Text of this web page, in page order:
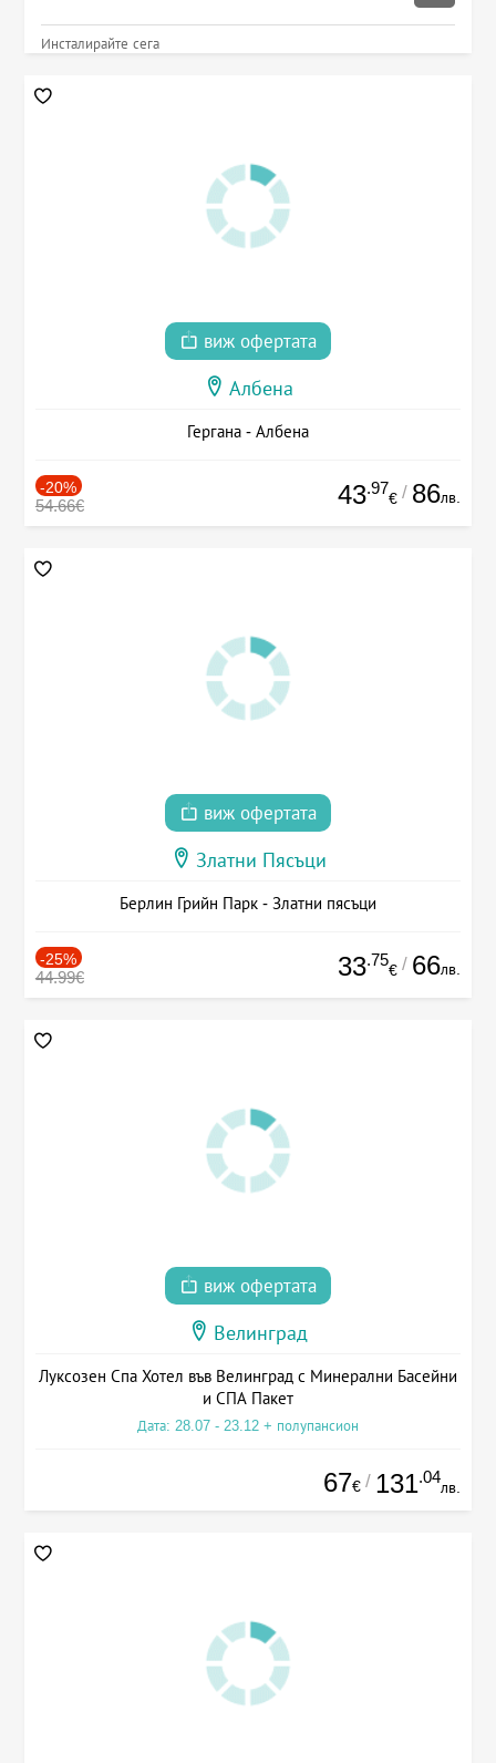
Инсталирайте сега
виж офертата
Албена
Гергана - Албена
-20%
54.66€ 43.97
€ / 86лв.
виж офертата
Златни Пясъци
Берлин Грийн Парк - Златни пясъци
-25%
44.99€ 33.75
€ / 66лв.
виж офертата
Велинград
Луксозен Спа Хотел във Велинград с Минерални Басейни
и СПА Пакет
Дата: 28.07 - 23.12 + полупансион
67€ / 131.04
лв.